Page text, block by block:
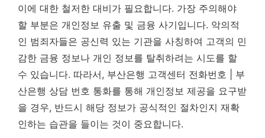
이에 대한 철저한 대비가 필요합니다. 가장 주의해야
할 부분은 개인정보 유출 및 금융 사기입니다. 악의적
인 범죄자들은 공신력 있는 기관을 사칭하여 고객의 민
감한 금융 정보나 개인 정보를 탈취하려는 시도를 할
수 있습니다. 따라서, 부산은행 고객센터 전화번호 | 부
산은행 상담 번호 통화를 통해 개인정보 제공을 요구받
을 경우, 반드시 해당 정보가 공식적인 절차인지 재확
인하는 습관을 들이는 것이 중요합니다.